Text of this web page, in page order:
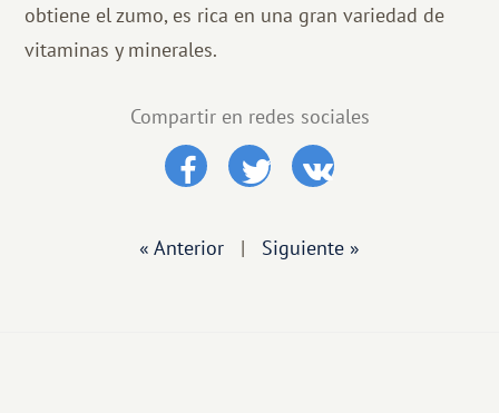
obtiene el zumo, es rica en una gran variedad de
vitaminas y minerales.
Compartir en redes sociales
« Anterior | Siguiente »